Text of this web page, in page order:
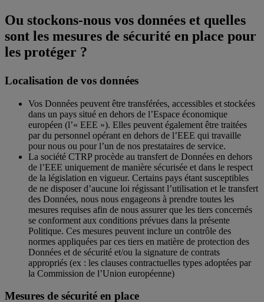
Ou stockons-nous vos données et quelles
sont les mesures de sécurité en place pour
les protéger ?
Localisation de vos données
Vos Données peuvent être transférées, accessibles et stockées
dans un pays situé en dehors de l’Espace économique
européen (l’« EEE »). Elles peuvent également être traitées
par du personnel opérant en dehors de l’EEE qui travaille
pour nous ou pour l’un de nos prestataires de service.
La société CTRP procède au transfert de Données en dehors
de l’EEE uniquement de manière sécurisée et dans le respect
de la législation en vigueur. Certains pays étant susceptibles
de ne disposer d’aucune loi régissant l’utilisation et le transfert
des Données, nous nous engageons à prendre toutes les
mesures requises afin de nous assurer que les tiers concernés
se conforment aux conditions prévues dans la présente
Politique. Ces mesures peuvent inclure un contrôle des
normes appliquées par ces tiers en matière de protection des
Données et de sécurité et/ou la signature de contrats
appropriés (ex : les clauses contractuelles types adoptées par
la Commission de l’Union européenne)
Mesures de sécurité en place